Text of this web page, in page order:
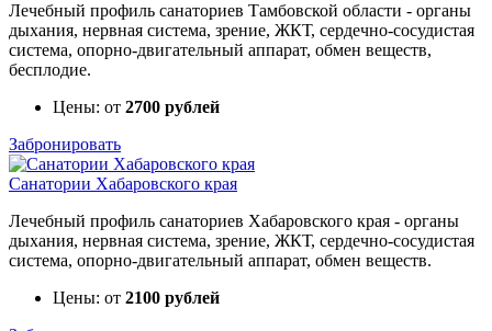
Лечебный профиль санаториев Тамбовской области - органы
дыхания, нервная система, зрение, ЖКТ, сердечно-сосудистая
система, опорно-двигательный аппарат, обмен веществ,
бесплодие.
Цены: от 2700 рублей
Забронировать
Санатории Хабаровского края
Лечебный профиль санаториев Хабаровского края - органы
дыхания, нервная система, зрение, ЖКТ, сердечно-сосудистая
система, опорно-двигательный аппарат, обмен веществ.
Цены: от 2100 рублей